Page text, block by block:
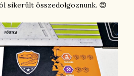
sikerült összedolgoznunk. 😍